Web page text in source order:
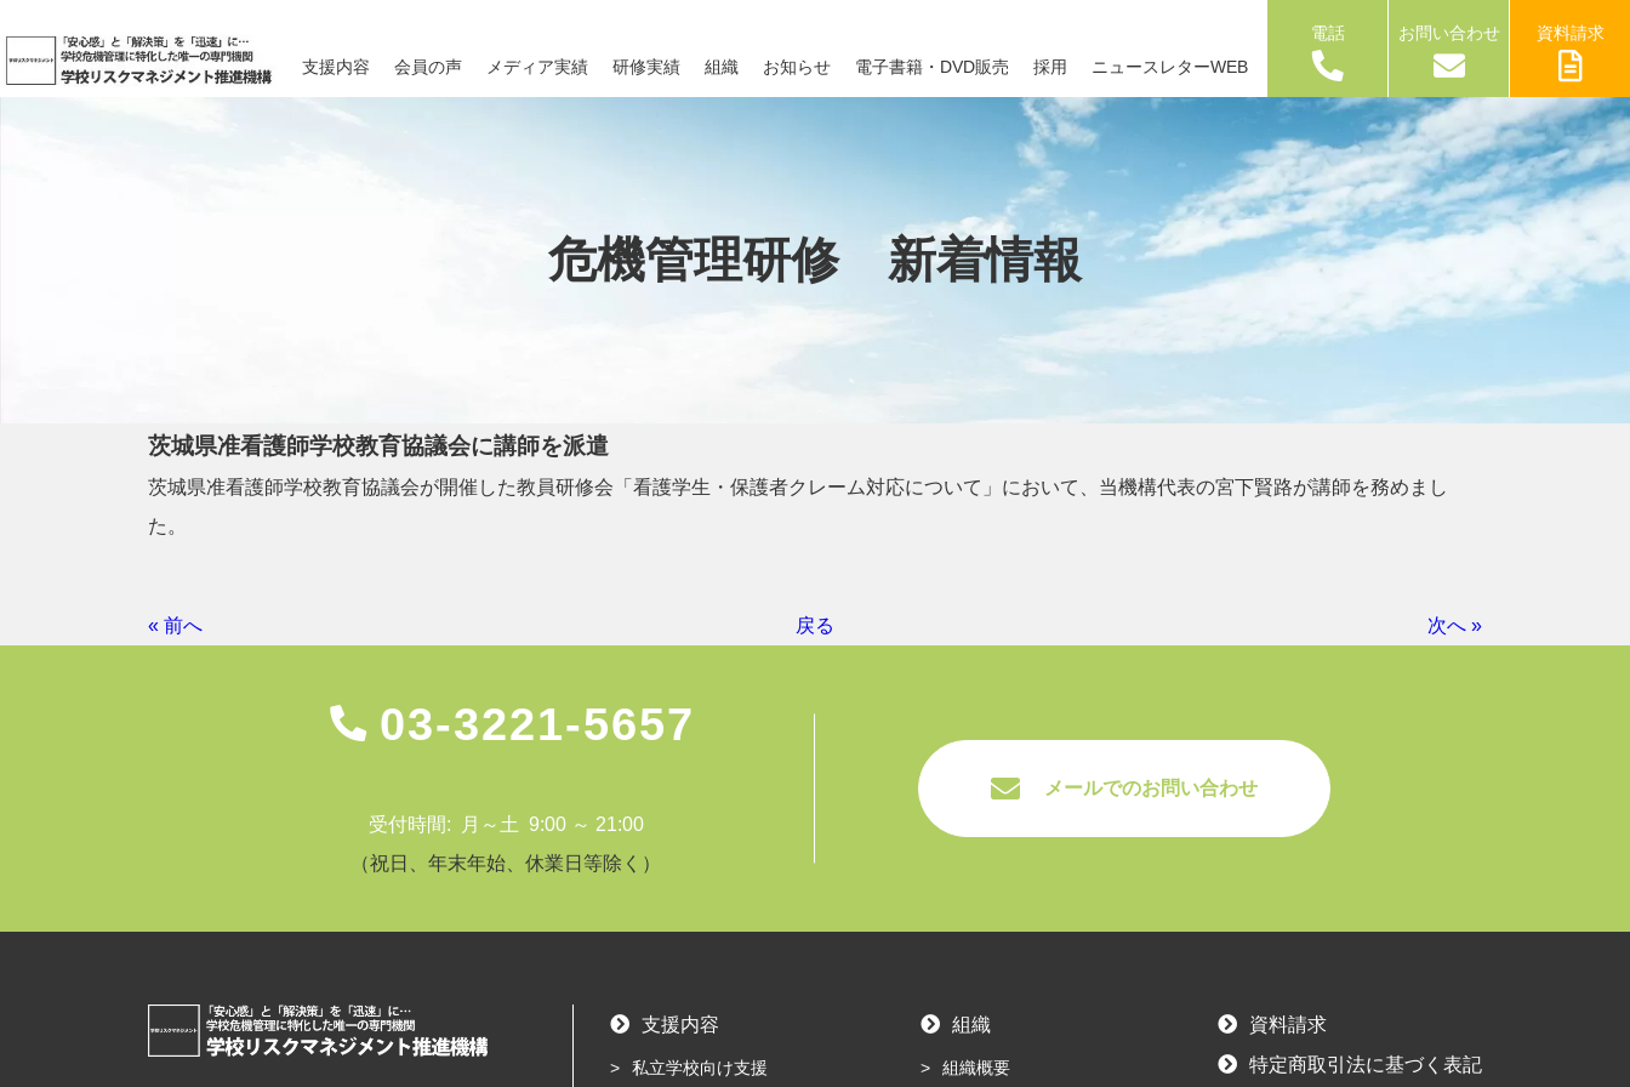
支援内容 会員の声 メディア実績 研修実績 組織 お知らせ 電子書籍・DVD販売 採用 ニュースレターWEB
電話 お問い合わせ 資料請求
危機管理研修 新着情報
茨城県准看護師学校教育協議会に講師を派遣
茨城県准看護師学校教育協議会が開催した教員研修会「看護学生・保護者クレーム対応について」において、当機構代表の宮下賢路が講師を務めまし
た。
« 前へ 戻る 次へ »
03-3221-5657
受付時間: 月～土 9:00 ～ 21:00
（祝日、年末年始、休業日等除く）
メールでのお問い合わせ
支援内容
私立学校向け支援
組織
組織概要
資料請求
特定商取引法に基づく表記